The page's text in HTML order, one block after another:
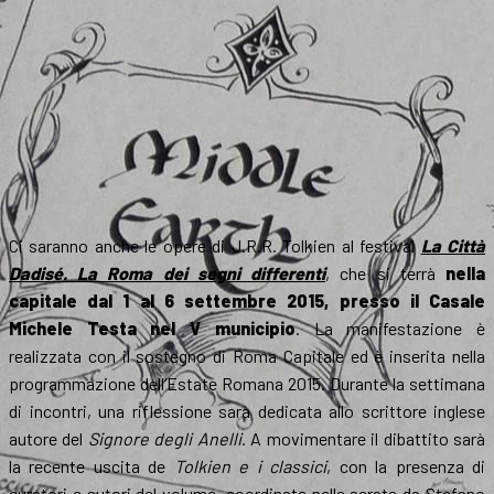
Ci saranno anche le opere di J.R.R. Tolkien al festival La Città
Dadisé. La Roma dei segni differenti, che si terrà nella
capitale dal 1 al 6 settembre 2015, presso il Casale
Michele Testa nel V municipio. La manifestazione è
realizzata con il sostegno di Roma Capitale ed è inserita nella
programmazione dell’Estate Romana 2015. Durante la settimana
di incontri, una riflessione sarà dedicata allo scrittore inglese
autore del Signore degli Anelli. A movimentare il dibattito sarà
la recente uscita de Tolkien e i classici, con la presenza di